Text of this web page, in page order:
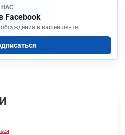
НАС
Facebook
в вашей ленте.